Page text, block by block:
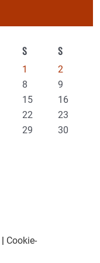
S S
1
2
8
9
15
16
22
23
29
30
| Cookie-